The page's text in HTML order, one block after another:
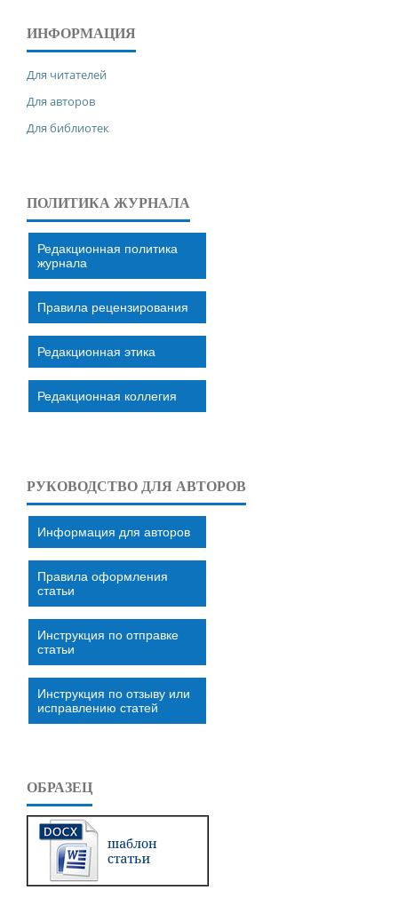
ИНФОРМАЦИЯ
Для читателей
Для авторов
Для библиотек
ПОЛИТИКА ЖУРНАЛА
Редакционная политика
журнала
Правила рецензирования
Редакционная этика
Редакционная коллегия
РУКОВОДСТВО ДЛЯ АВТОРОВ
Информация для авторов
Правила оформления
статьи
Инструкция по отправке
статьи
Инструкция по отзыву или
исправлению статей
ОБРАЗЕЦ